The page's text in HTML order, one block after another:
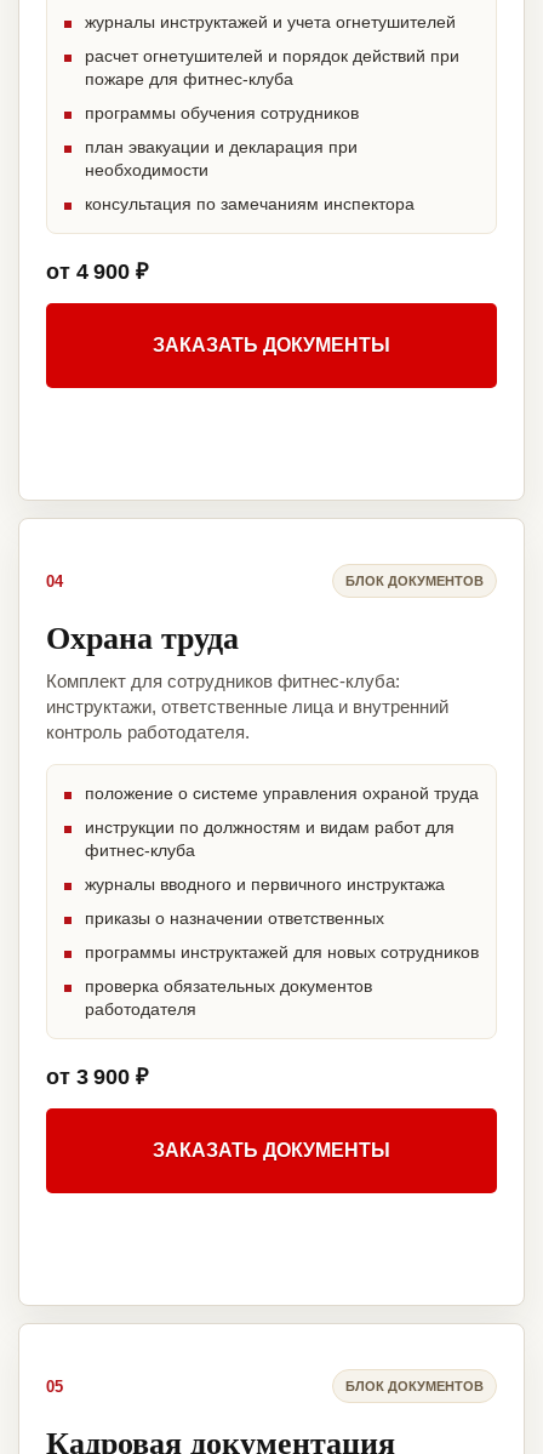
журналы инструктажей и учета огнетушителей
расчет огнетушителей и порядок действий при
пожаре для фитнес-клуба
программы обучения сотрудников
план эвакуации и декларация при
необходимости
консультация по замечаниям инспектора
от 4 900 ₽
ЗАКАЗАТЬ ДОКУМЕНТЫ
04 БЛОК ДОКУМЕНТОВ
Охрана труда
Комплект для сотрудников фитнес-клуба:
инструктажи, ответственные лица и внутренний
контроль работодателя.
положение о системе управления охраной труда
инструкции по должностям и видам работ для
фитнес-клуба
журналы вводного и первичного инструктажа
приказы о назначении ответственных
программы инструктажей для новых сотрудников
проверка обязательных документов
работодателя
от 3 900 ₽
ЗАКАЗАТЬ ДОКУМЕНТЫ
05 БЛОК ДОКУМЕНТОВ
Кадровая документация